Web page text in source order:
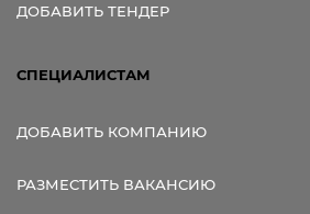
ДОБАВИТЬ ТЕНДЕР
СПЕЦИАЛИСТАМ
ДОБАВИТЬ КОМПАНИЮ
РАЗМЕСТИТЬ ВАКАНСИЮ